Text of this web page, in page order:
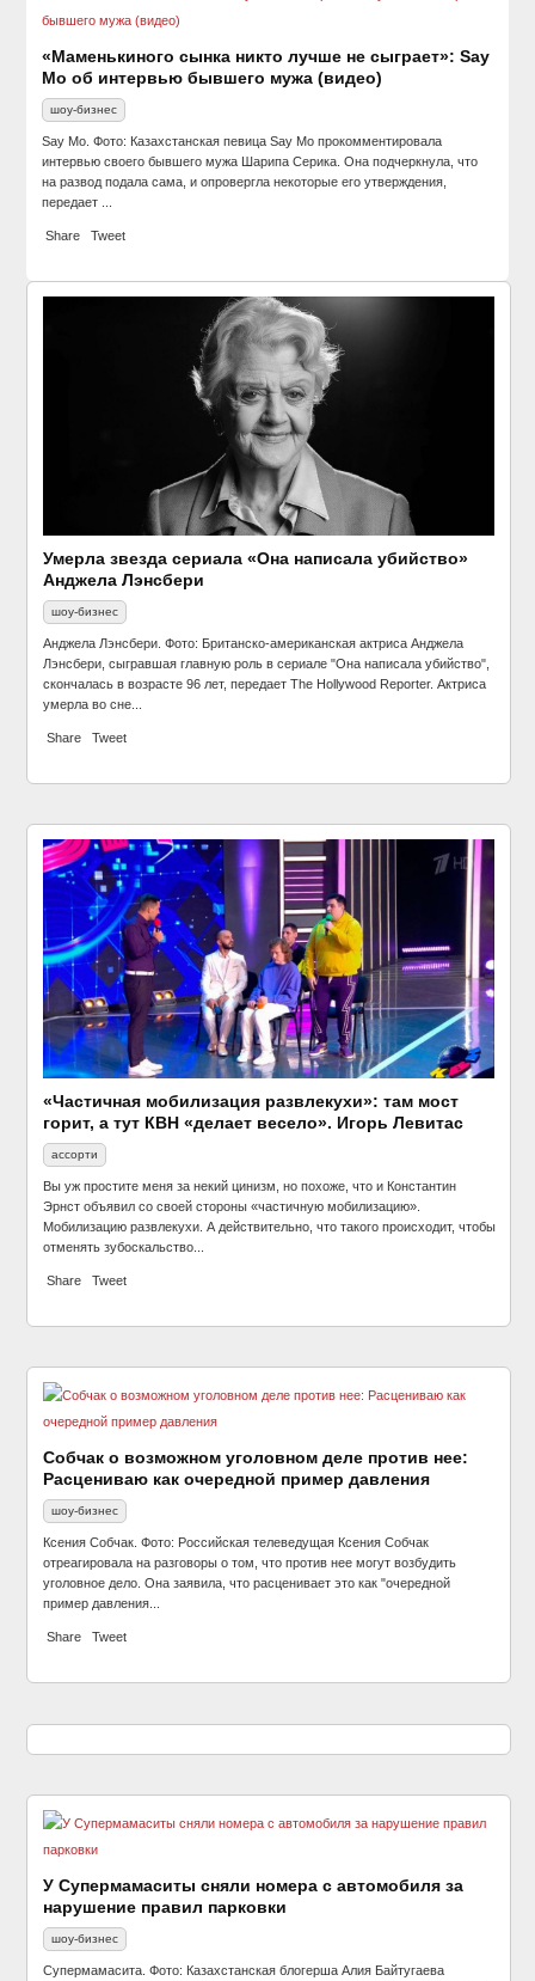
Умерла звезда сериала «Она написала убийство»
Анджела Лэнсбери
шоу-бизнес
Анджела Лэнсбери. Фото: Британско-американская актриса Анджела
Лэнсбери, сыгравшая главную роль в сериале "Она написала убийство",
скончалась в возрасте 96 лет, передает The Hollywood Reporter. Актриса
умерла во сне...
Share Tweet
«Частичная мобилизация развлекухи»: там мост
горит, а тут КВН «делает весело». Игорь Левитас
ассорти
Вы уж простите меня за некий цинизм, но похоже, что и Константин
Эрнст объявил со своей стороны «частичную мобилизацию».
Мобилизацию развлекухи. А действительно, что такого происходит, чтобы
отменять зубоскальство...
Share Tweet
Собчак о возможном уголовном деле против нее:
Расцениваю как очередной пример давления
шоу-бизнес
Ксения Собчак. Фото: Российская телеведущая Ксения Собчак
отреагировала на разговоры о том, что против нее могут возбудить
уголовное дело. Она заявила, что расценивает это как "очередной
пример давления...
Share Tweet
У Супермамаситы сняли номера с автомобиля за
нарушение правил парковки
шоу-бизнес
Супермамасита. Фото: Казахстанская блогерша Алия Байтугаева
«Маменькиного сынка никто лучше не сыграет»: Say
Mo об интервью бывшего мужа (видео)
шоу-бизнес
Say Mo. Фото: Казахстанская певица Say Mo прокомментировала
интервью своего бывшего мужа Шарипа Серика. Она подчеркнула, что
на развод подала сама, и опровергла некоторые его утверждения,
передает ...
Share Tweet